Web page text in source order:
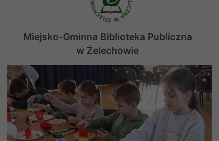
Miejsko-Gminna Biblioteka Publiczna
w Żelechowie